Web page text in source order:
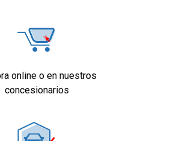
online o en nuestros
concesionarios